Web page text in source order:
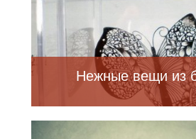
Нежные вещи из